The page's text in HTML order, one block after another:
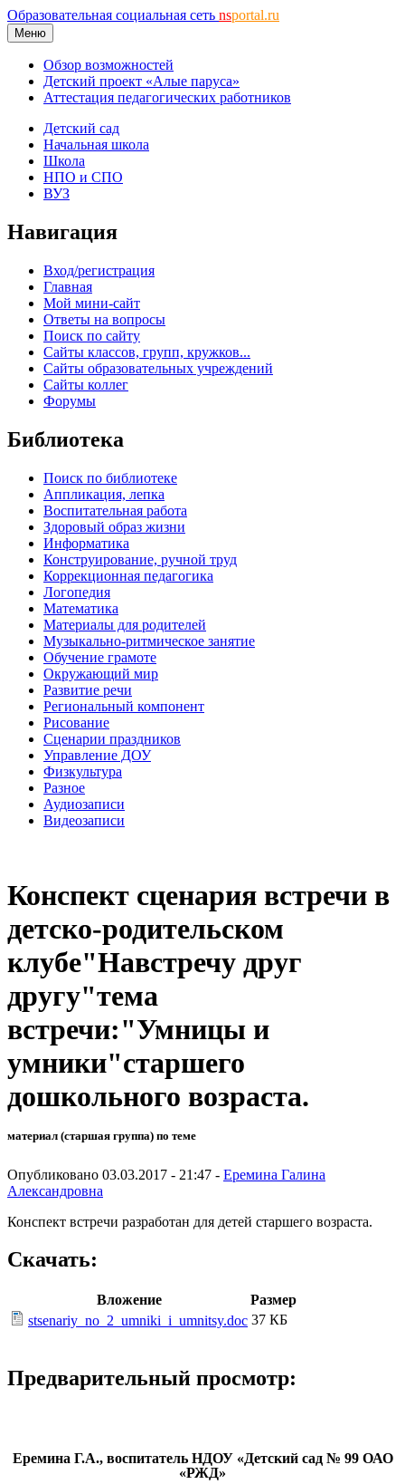
Образовательная социальная сеть nsportal.ru
Меню
Обзор возможностей
Детский проект «Алые паруса»
Аттестация педагогических работников
Детский сад
Начальная школа
Школа
НПО и СПО
ВУЗ
Навигация
Вход/регистрация
Главная
Мой мини-сайт
Ответы на вопросы
Поиск по сайту
Сайты классов, групп, кружков...
Сайты образовательных учреждений
Сайты коллег
Форумы
Библиотека
Поиск по библиотеке
Аппликация, лепка
Воспитательная работа
Здоровый образ жизни
Информатика
Конструирование, ручной труд
Коррекционная педагогика
Логопедия
Математика
Материалы для родителей
Музыкально-ритмическое занятие
Обучение грамоте
Окружающий мир
Развитие речи
Региональный компонент
Рисование
Сценарии праздников
Управление ДОУ
Физкультура
Разное
Аудиозаписи
Видеозаписи
Конспект сценария встречи в
детско-родительском
клубе"Навстречу друг
другу"тема
встречи:"Умницы и
умники"старшего
дошкольного возраста.
материал (старшая группа) по теме
Опубликовано 03.03.2017 - 21:47 - Еремина Галина
Александровна
Конспект встречи разработан для детей старшего возраста.
Скачать:
Вложение
Размер
stsenariy_no_2_umniki_i_umnitsy.doc 37 КБ
Предварительный просмотр:
Еремина Г.А., воспитатель НДОУ «Детский сад № 99 ОАО
«РЖД»